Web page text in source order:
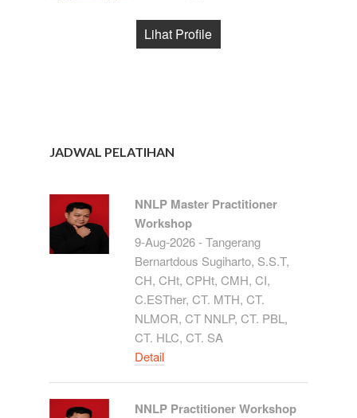
Lihat Profile
JADWAL PELATIHAN
NNLP Master Practitioner
Workshop
9-Aug-2026 - Tangerang
Bernartdous Sugiharto, S.S.T,
CH, CHt, CPHt, CMH, CI,
C.ESTher, CT. MTH, CT.
NLMOR, CT NNLP, CT. PBL,
CT. HLC, CT. SA
Detail
NNLP Practitioner Workshop